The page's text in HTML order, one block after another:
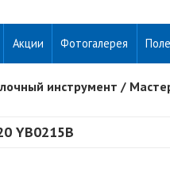
Акции Фотогалерея
инструмент /
YB0215B